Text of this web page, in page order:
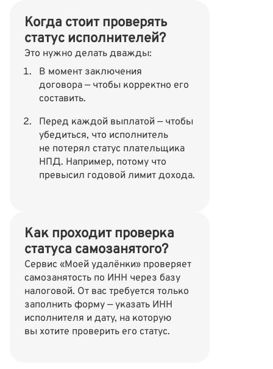
Когда стоит проверять
статус исполнителей?
Это нужно делать дважды:
В момент заключения
договора — чтобы корректно его
составить.
Перед каждой выплатой — чтобы
убедиться, что исполнитель
не потерял статус плательщика
НПД. Например, потому что
превысил годовой лимит дохода.
Как проходит проверка
статуса самозанятого?
Сервис «Моей удалёнки» проверяет
самозанятость по ИНН через базу
налоговой. От вас требуется только
заполнить форму — указать ИНН
исполнителя и дату, на которую
вы хотите проверить его статус.